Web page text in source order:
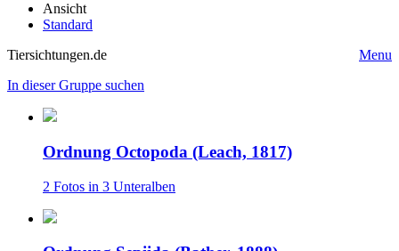
Ansicht
Standard
Tiersichtungen.de
Menu
In dieser Gruppe suchen
Ordnung Octopoda (Leach, 1817)
2 Fotos in 3 Unteralben